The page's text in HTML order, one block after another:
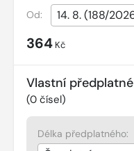
Od:
364 Kč
Vlastní předplatné
(0 čísel)
Délka předplatného: